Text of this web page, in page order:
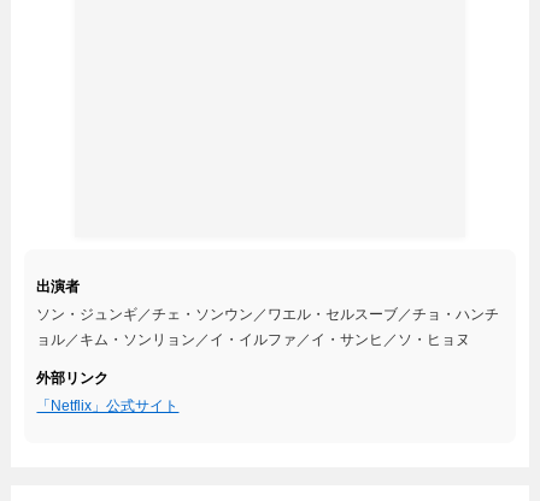
出演者
ソン・ジュンギ／チェ・ソンウン／ワエル・セルスーブ／チョ・ハンチ
ョル／キム・ソンリョン／イ・イルファ／イ・サンヒ／ソ・ヒョヌ
外部リンク
「Netflix」公式サイト